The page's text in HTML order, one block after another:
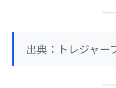
出典：トレジャー